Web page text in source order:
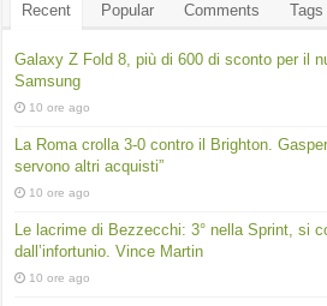
Recent Popular Comments Tags
Galaxy Z Fold 8, più di 600 di sconto per il
Samsung
10 ore ago
La Roma crolla 3-0 contro il Brighton.
servono altri acquisti”
10 ore ago
Le lacrime di Bezzecchi: 3° nella Sprint, si
dall’infortunio. Vince Martin
10 ore ago